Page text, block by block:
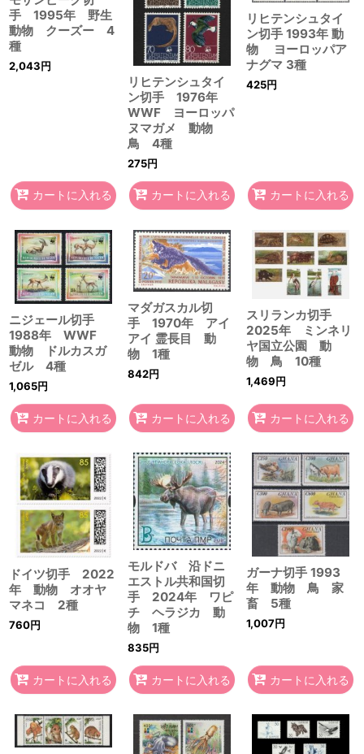
手 1995年 野生
動物 クーズー 4
種
2,043円
カートに入れる
リヒテンシュタイ
ン切手 1976年
WWF ヨーロッパ
ヌマガメ 動物
鳥 4種
275円
カートに入れる
リヒテンシュタイ
ン切手 1993年 動
物 ヨーロッパア
ナグマ 3種
425円
カートに入れる
ニジェール切手
1988年 WWF
動物 ドルカスガ
ゼル 4種
1,065円
カートに入れる
マダガスカル切
手 1970年 アイ
アイ 霊長目 動
物 1種
842円
カートに入れる
スリランカ切手
2025年 ミンネリ
ヤ国立公園 動
物 鳥 10種
1,469円
カートに入れる
ドイツ切手 2022
年 動物 オオヤ
マネコ 2種
760円
カートに入れる
モルドバ 沿ドニ
エストル共和国切
手 2024年 ワピ
チ ヘラジカ 動
物 1種
835円
カートに入れる
ガーナ切手 1993
年 動物 鳥 家
畜 5種
1,007円
カートに入れる